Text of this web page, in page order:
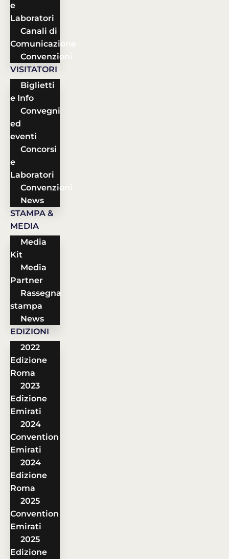
e
Laboratori
Canali di
Comunicazione
Convenzioni
VISITATORI
Biglietti
e Info
Convegni
ed
eventi
Concorsi
e
Laboratori
Convenzioni
News
STAMPA &
MEDIA
Media
Kit
Media
Partner
Rassegna
stampa
News
EDIZIONI
2022
Edizione
Roma
2023
Edizione
Emirati
2024
Convention
Emirati
2024
Edizione
Roma
2025
Convention
Emirati
2025
Edizione